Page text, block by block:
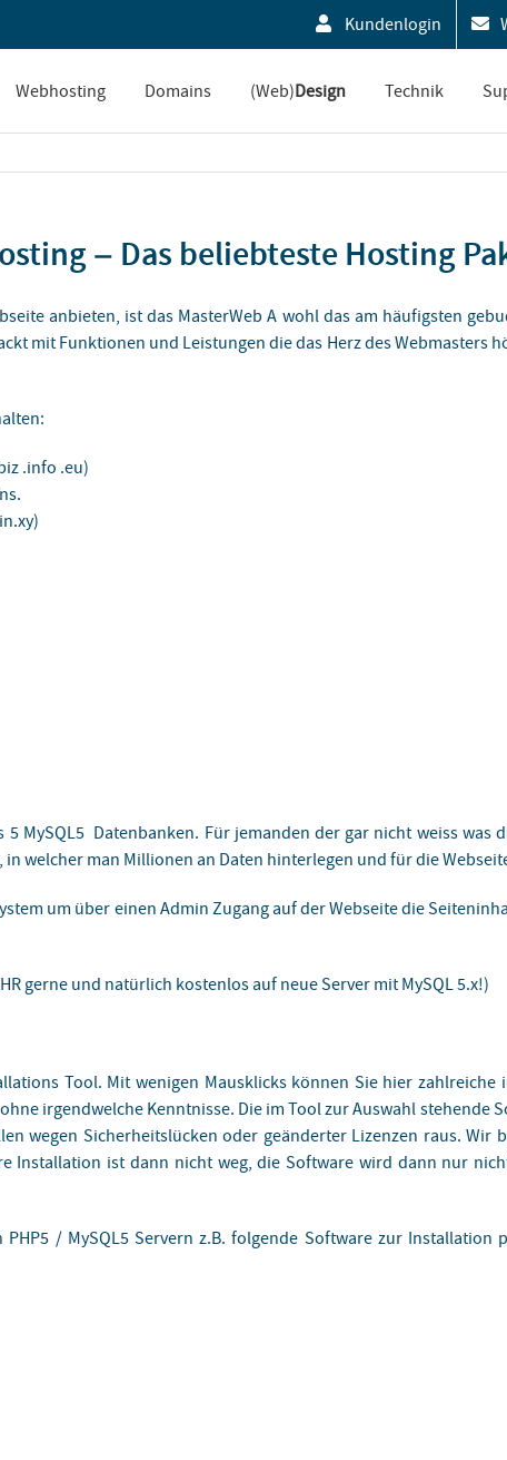
Kundenlogin
Webhosting Domains (Web)Design Technik
– Das beliebteste Hosting
anbieten, ist das MasterWeb A wohl das am häufigsten
mit Funktionen und Leistungen die das Herz des Webmasters
.info .eu)
MySQL5 Datenbanken. Für jemanden der gar nicht weiss was
welcher man Millionen an Daten hinterlegen und für die
um über einen Admin Zugang auf der Webseite die
gerne und natürlich kostenlos auf neue Server mit MySQL 5.x!)
Tool. Mit wenigen Mausklicks können Sie hier zahlreiche
irgendwelche Kenntnisse. Die im Tool zur Auswahl stehende
wegen Sicherheitslücken oder geänderter Lizenzen raus. Wir
Installation ist dann nicht weg, die Software wird dann nur
/ MySQL5 Servern z.B. folgende Software zur Installation